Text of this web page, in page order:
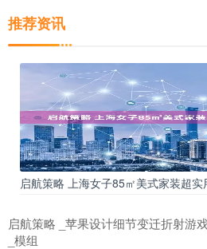
推荐资讯
启航策略 上海女子85㎡美式家装超实
启航策略 _苹果设计细节变迁折射游
_模组